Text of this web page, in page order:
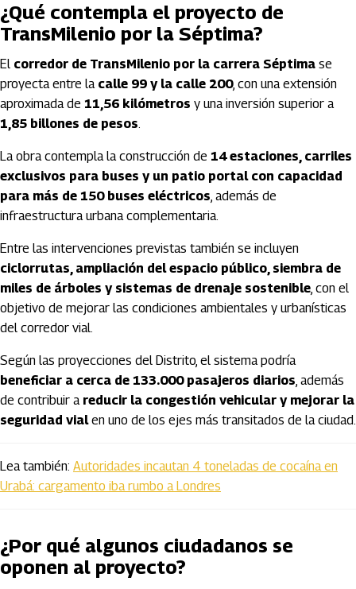
¿Qué contempla el proyecto de
TransMilenio por la Séptima?
El corredor de TransMilenio por la carrera Séptima se
proyecta entre la calle 99 y la calle 200, con una extensión
aproximada de 11,56 kilómetros y una inversión superior a
1,85 billones de pesos.
La obra contempla la construcción de 14 estaciones, carriles
exclusivos para buses y un patio portal con capacidad
para más de 150 buses eléctricos, además de
infraestructura urbana complementaria.
Entre las intervenciones previstas también se incluyen
ciclorrutas, ampliación del espacio público, siembra de
miles de árboles y sistemas de drenaje sostenible, con el
objetivo de mejorar las condiciones ambientales y urbanísticas
del corredor vial.
Según las proyecciones del Distrito, el sistema podría
beneficiar a cerca de 133.000 pasajeros diarios, además
de contribuir a reducir la congestión vehicular y mejorar la
seguridad vialen uno de los ejes más transitados de la ciudad.
Lea también: Autoridades incautan 4 toneladas de cocaína en
Urabá: cargamento iba rumbo a Londres
¿Por qué algunos ciudadanos se
oponen al proyecto?